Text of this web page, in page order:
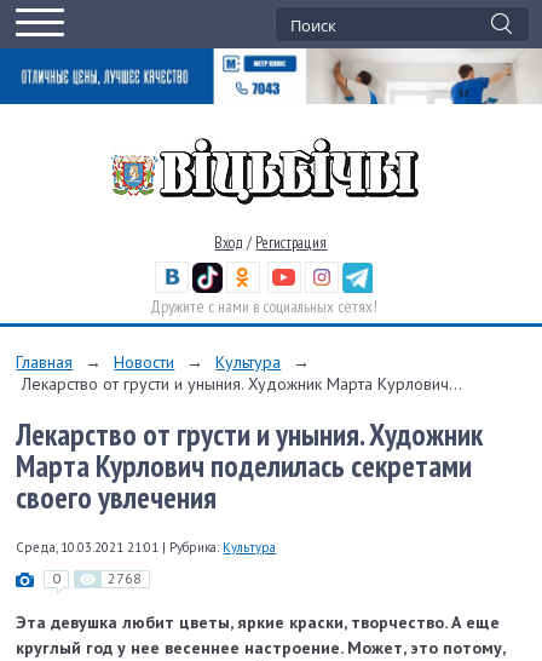
Вход / Регистрация
Дружите с нами в социальных сетях!
Главная → Новости → Культура
→
Лекарство от грусти и уныния. Художник Марта Курлович...
Лекарство от грусти и уныния. Художник
Марта Курлович поделилась секретами
своего увлечения
Среда, 10.03.2021 21:01 | Рубрика: Культура
0 2768
Эта девушка любит цветы, яркие краски, творчество. А еще
круглый год у нее весеннее настроение. Может, это потому,